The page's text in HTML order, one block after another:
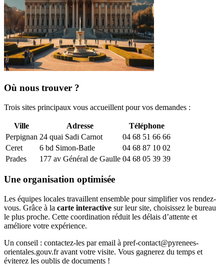
Où nous trouver ?
Trois sites principaux vous accueillent pour vos demandes :
Ville Adresse
Téléphone
Perpignan 24 quai Sadi Carnot
04 68 51 66 66
Ceret
6 bd Simon-Batle
04 68 87 10 02
Prades
177 av Général de Gaulle 04 68 05 39 39
Une organisation optimisée
Les équipes locales travaillent ensemble pour simplifier vos rendez-
vous. Grâce à la carte interactive sur leur site, choisissez le bureau
le plus proche. Cette coordination réduit les délais d’attente et
améliore votre expérience.
Un conseil : contactez-les par email à pref-contact@pyrenees-
orientales.gouv.fr avant votre visite. Vous gagnerez du temps et
éviterez les oublis de documents !